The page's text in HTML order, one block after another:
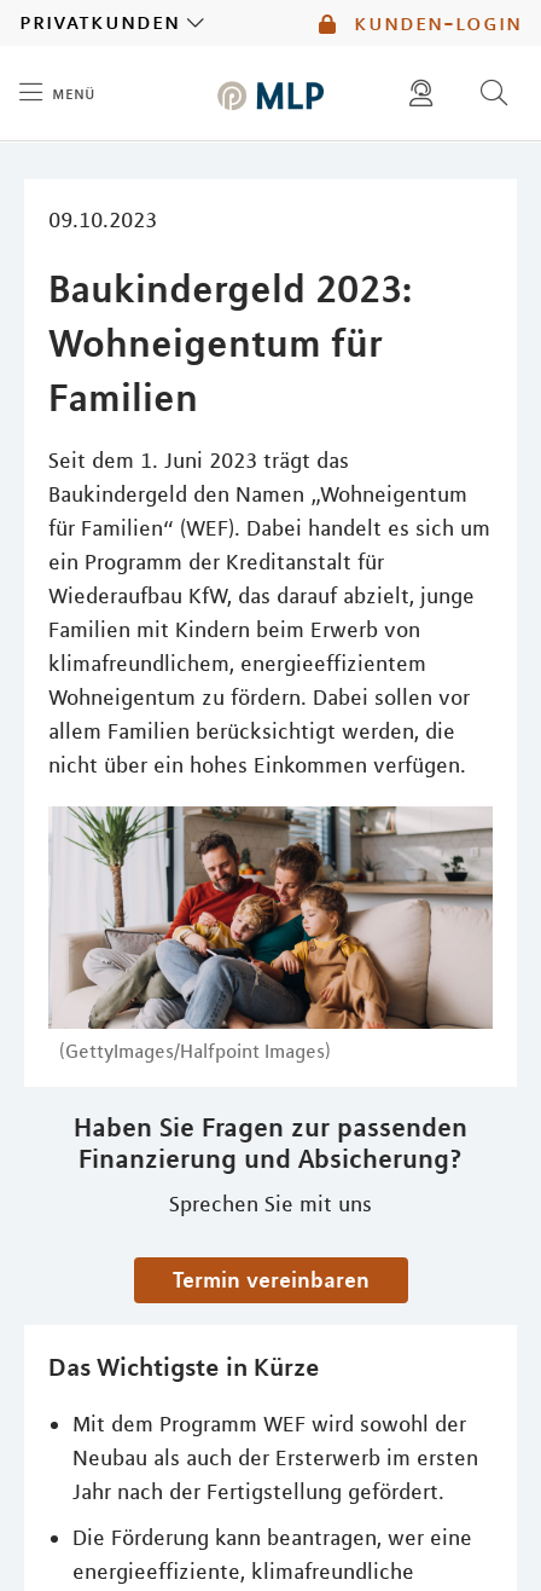
kunden-login
privatkunden
menü
09.10.2023
Baukindergeld 2023:
Wohneigentum für
Familien
Seit dem 1. Juni 2023 trägt das
Baukindergeld den Namen „Wohneigentum
für Familien“ (WEF). Dabei handelt es sich um
ein Programm der Kreditanstalt für
Wiederaufbau KfW, das darauf abzielt, junge
Familien mit Kindern beim Erwerb von
klimafreundlichem, energieeffizientem
Wohneigentum zu fördern. Dabei sollen vor
allem Familien berücksichtigt werden, die
nicht über ein hohes Einkommen verfügen.
(GettyImages/Halfpoint Images)
Haben Sie Fragen zur passenden
Finanzierung und Absicherung?
Sprechen Sie mit uns
Termin vereinbaren
Das Wichtigste in Kürze
Mit dem Programm WEF wird sowohl der
Neubau als auch der Ersterwerb im ersten
Jahr nach der Fertigstellung gefördert.
Die Förderung kann beantragen, wer eine
energieeffiziente, klimafreundliche